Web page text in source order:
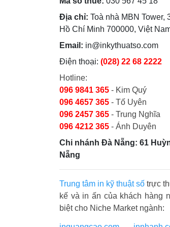
Địa chỉ: Toà nhà MBN
Hồ Chí Minh 700000, Việt
Email: in@inkythuatso.com
Điện thoại: (028) 22 68 2222
Hotline:
096 9841 365 - Kim Quý
096 4657 365 - Tố Uyên
096 2457 365 - Trung Nghĩa
096 4212 365 - Ánh Duyên
Chi nhánh Đà Nẵng: 61
Nẵng
Trung tâm in kỹ thuật số trực
kế và in ấn của khách hàng
biệt cho Niche Market ngành: